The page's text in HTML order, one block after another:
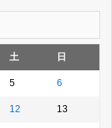
土 日
5 6
12 13